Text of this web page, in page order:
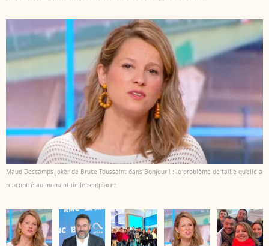
Maud Descamps joker de Bruce Toussaint dans Bonjour ! : le problème de taille qu'elle a
rencontré au moment de le remplacer